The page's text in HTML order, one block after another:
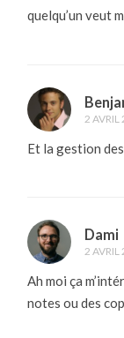
quelqu’un veut
2
Et la gestion
Dami
2
Ah moi ça
notes ou des